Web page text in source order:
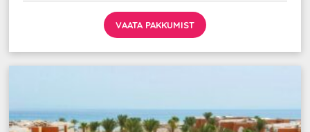
VAATA PAKKUMIST